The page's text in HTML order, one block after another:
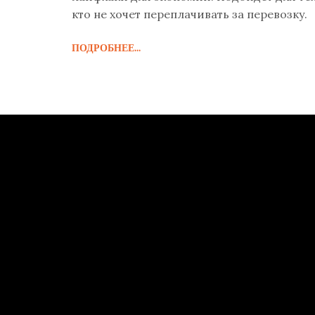
кто не хочет переплачивать за перевозку.
ПОДРОБНЕЕ...